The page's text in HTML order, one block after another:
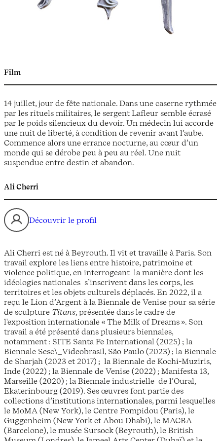
Film
14 juillet, jour de fête nationale. Dans une caserne rythmée
par les rituels militaires, le sergent Lafleur semble écrasé
par le poids silencieux du devoir. Un médecin lui accorde
une nuit de liberté, à condition de revenir avant l’aube.
Commence alors une errance nocturne, au cœur d’un
monde qui se dérobe peu à peu au réel. Une nuit
suspendue entre destin et abandon.
Ali Cherri
Découvrir le profil
Ali Cherri est né à Beyrouth. Il vit et travaille à Paris. Son
travail explore les liens entre histoire, patrimoine et
violence politique, en interrogeant la manière dont les
idéologies nationales s’inscrivent dans les corps, les
territoires et les objets culturels déplacés. En 2022, il a
reçu le Lion d’Argent à la Biennale de Venise pour sa série
de sculpture Titans, présentée dans le cadre de
l'exposition internationale « The Milk of Dreams ». Son
travail a été présenté dans plusieurs biennales,
notamment : SITE Santa Fe International (2025) ; la
Biennale Sesc\_Videobrasil, São Paulo (2023) ; la Biennale
de Sharjah (2023 et 2017) ; la Biennale de Kochi-Muziris,
Inde (2022) ; la Biennale de Venise (2022) ; Manifesta 13,
Marseille (2020) ; la Biennale industrielle de l’Oural,
Ekaterinbourg (2019). Ses œuvres font partie des
collections d’institutions internationales, parmi lesquelles
le MoMA (New York), le Centre Pompidou (Paris), le
Guggenheim (New York et Abou Dhabi), le MACBA
(Barcelone), le musée Sursock (Beyrouth), le British